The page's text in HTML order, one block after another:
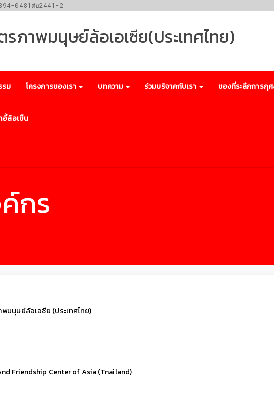
0481ต่อ2441-2
ภาพมนุษย์ล้อเอเซีย(ประเทศไทย)
รม โครงการของเรา บทความ ร่วมบริจาคกับเรา ของที่ระลึกการกุ
อี้ล้อเข็น
กร
มนุษย์ล้อเอซีย (ประเทศไทย)
Friendship Center of Asia (Tnailand)